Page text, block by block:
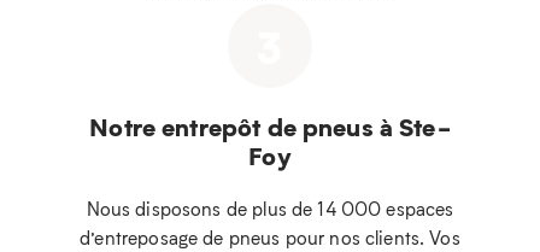
Notre entrepôt de pneus à Ste-
Foy
Nous disposons de plus de 14 000 espaces
d’entreposage de pneus pour nos clients. Vos